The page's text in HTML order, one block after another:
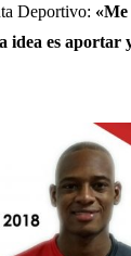
Deportivo: «Me
idea es aportar